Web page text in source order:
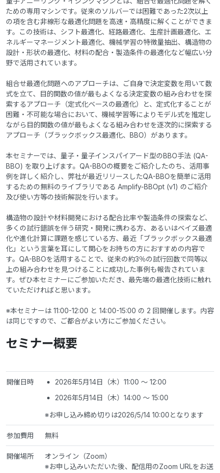
ための専用マシンです。従来のソルバーでは困難であった2次以上
の項を含む非線形な最適化問題を高速・高精度に解くことができま
す。この技術は、シフト最適化、経路最適化、生産計画最適化、エ
ネルギーマネージメント最適化、機械学習の特徴量抽出、構造物の
設計・形状の最適化、材料の配合・製造条件の最適化など幅広い分
野で活用されています。
組合せ最適化問題へのアプローチは、ご自身で決定変数を用いて数
式を立て、目的関数の値が最もよくなる決定変数の組み合わせを探
索するアプローチ（定式化ベースの最適化）と、定式化することが
困難・不可能な場合において、機械学習等によりモデル式を推定し
ながら目的関数の値が最もよくなる組み合わせを逐次的に探索する
アプローチ（ブラックボックス最適化、BBO）があります。
本セミナーでは、量子・量子インスパイアード型のBBO手法 (QA-
BBO) を取り上げます。QA-BBOの概要をご紹介したのち、活用事
例を詳しく紹介し、弊社が最近リリースしたQA-BBOを簡単に活用
するための無料のライブラリである Amplify-BBOpt (v1) のご紹介
及び使い方等の技術解説を行います。
構造物の設計や材料開発における配合比率や製造条件の探索など、
多くの試行錯誤を伴う研究・開発に携わる方、あるいはベイズ最適
化や進化計算に課題を感じている方、最近「ブラックボックス最適
化」という言葉を耳にして関心をお持ちの方におすすめの内容で
す。QA-BBOを活用することで、従来の約3％の試行回数で同等以
上の組み合わせを見つけることに成功した事例も報告されていま
す。ぜひ本セミナーにご参加いただき、最先端の最適化技術に触れ
ていただければと思います。
※本セミナーは 11:00-12:00 と 14:00-15:00 の 2 回開催します。内容
は同じですので、ご都合がよい方にご参加ください。
セミナー概要
開催日時
2026年5月14日（木）11:00 〜 12:00
2026年5月14日（木）14:00 〜 15:00
※お申し込み締め切りは2026/5/14 10:00となります
参加費用 無料
開催場所
オンライン（Zoom）
※お申し込みいただいた後、配信用のZoom URLをお送